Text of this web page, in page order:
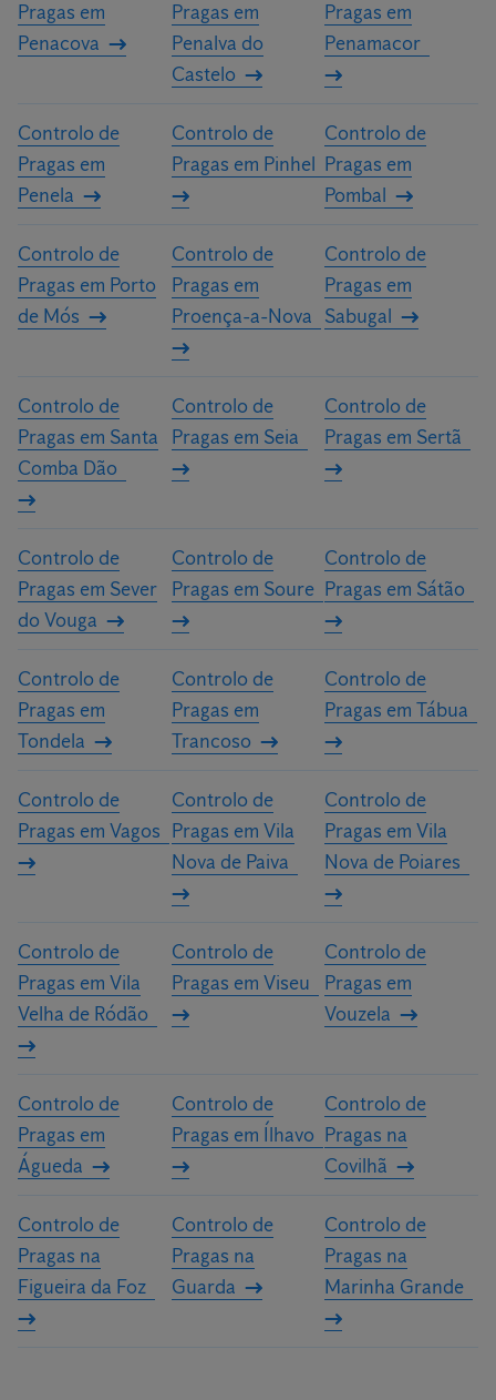
Pragas em
Penacova
Pragas em
Penalva do
Castelo
Pragas em
Penamacor
Controlo de
Pragas em
Penela
Controlo de
Pragas em Pinhel
Controlo de
Pragas em
Pombal
Controlo de
Pragas em Porto
de Mós
Controlo de
Pragas em
Proença-a-Nova
Controlo de
Pragas em
Sabugal
Controlo de
Pragas em Santa
Comba Dão
Controlo de
Pragas em Seia
Controlo de
Pragas em Sertã
Controlo de
Pragas em Sever
do Vouga
Controlo de
Pragas em Soure
Controlo de
Pragas em Sátão
Controlo de
Pragas em
Tondela
Controlo de
Pragas em
Trancoso
Controlo de
Pragas em Tábua
Controlo de
Pragas em Vagos
Controlo de
Pragas em Vila
Nova de Paiva
Controlo de
Pragas em Vila
Nova de Poiares
Controlo de
Pragas em Vila
Velha de Ródão
Controlo de
Pragas em Viseu
Controlo de
Pragas em
Vouzela
Controlo de
Pragas em
Águeda
Controlo de
Pragas em Ílhavo
Controlo de
Pragas na
Covilhã
Controlo de
Pragas na
Figueira da Foz
Controlo de
Pragas na
Guarda
Controlo de
Pragas na
Marinha Grande